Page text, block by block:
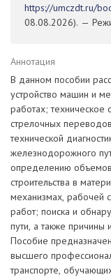
https://umczdt.ru/
08.08.2026). —
Аннотация
В данном пособии
устройство машин и
работах;
стрелочных
технической
железнодорожного
определению
строительства в
механизмах, рабочей
работ; поиска и
пути, а также причины
Пособие
высшего
транспорте,